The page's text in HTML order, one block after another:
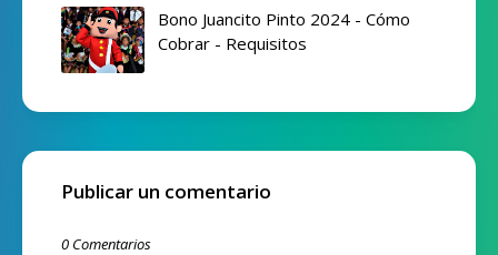
Bono Juancito Pinto 2024 - Cómo
Cobrar - Requisitos
Publicar un comentario
0 Comentarios